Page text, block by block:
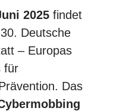
2025 findet
Deutsche
– Europas
für
Das